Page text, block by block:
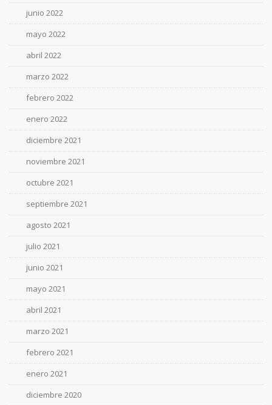
junio 2022
mayo 2022
abril 2022
marzo 2022
febrero 2022
enero 2022
diciembre 2021
noviembre 2021
octubre 2021
septiembre 2021
agosto 2021
julio 2021
junio 2021
mayo 2021
abril 2021
marzo 2021
febrero 2021
enero 2021
diciembre 2020